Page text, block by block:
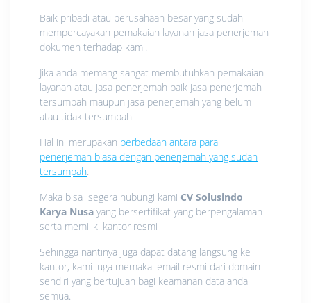
Baik pribadi atau perusahaan besar yang sudah
mempercayakan pemakaian layanan jasa penerjemah
dokumen terhadap kami.
Jika anda memang sangat membutuhkan pemakaian
layanan atau jasa penerjemah baik jasa penerjemah
tersumpah maupun jasa penerjemah yang belum
atau tidak tersumpah
Hal ini merupakan perbedaan antara para
penerjemah biasa dengan penerjemah yang sudah
tersumpah.
Maka bisa segera hubungi kami CV Solusindo
Karya Nusa yang bersertifikat yang berpengalaman
serta memiliki kantor resmi
Sehingga nantinya juga dapat datang langsung ke
kantor, kami juga memakai email resmi dari domain
sendiri yang bertujuan bagi keamanan data anda
semua.